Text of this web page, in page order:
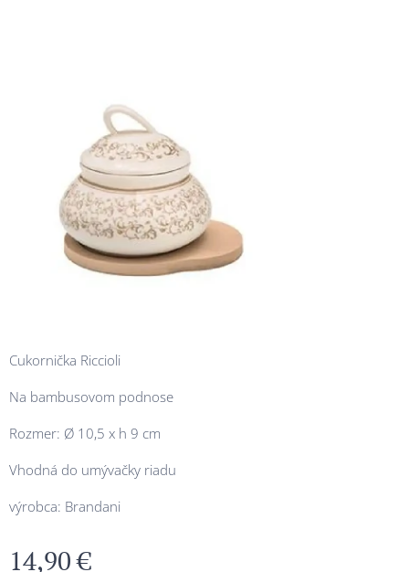
Cukornička Riccioli
Na bambusovom podnose
Rozmer: Ø 10,5 x h 9 cm
Vhodná do umývačky riadu
výrobca: Brandani
14,90€